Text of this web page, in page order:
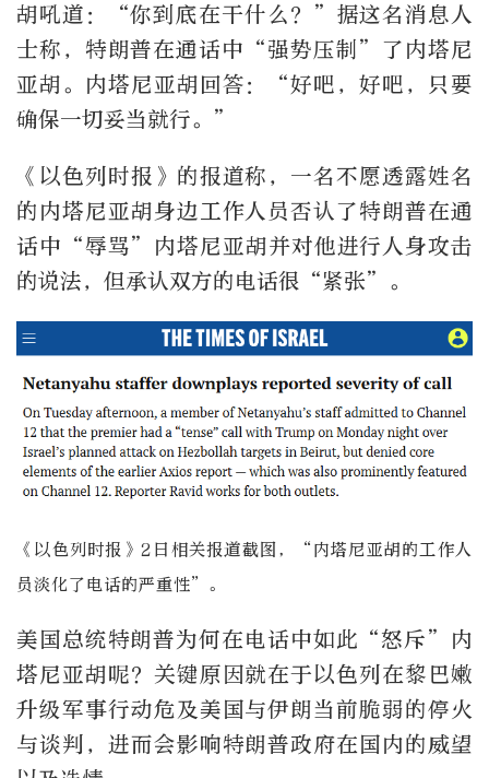
胡吼道：“你到底在干什么？”据这名消息人
士称，特朗普在通话中“强势压制”了内塔尼
亚胡。内塔尼亚胡回答：“好吧，好吧，只要
确保一切妥当就行。”
《以色列时报》的报道称，一名不愿透露姓名
的内塔尼亚胡身边工作人员否认了特朗普在通
话中“辱骂”内塔尼亚胡并对他进行人身攻击
的说法，但承认双方的电话很“紧张”。
《以色列时报》2日相关报道截图，“内塔尼亚胡的工作人
员淡化了电话的严重性”。
美国总统特朗普为何在电话中如此“怒斥”内
塔尼亚胡呢？关键原因就在于以色列在黎巴嫩
升级军事行动危及美国与伊朗当前脆弱的停火
与谈判，进而会影响特朗普政府在国内的威望